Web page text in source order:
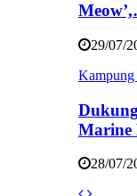
29/07/
Marine
28/07/